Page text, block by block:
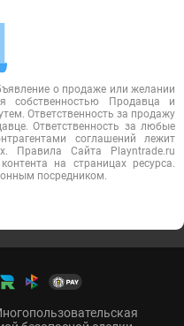
о продаже или желании
собственностью Продавца и
Ответственность за продажу
Ответственность за любые
соглашений лежит
Правила Сайта Playntrade.ru
на страницах ресурса.
посредником.